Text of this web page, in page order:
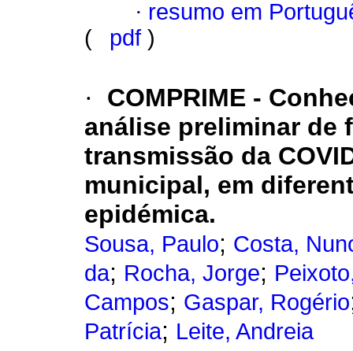
· resumo em
(
pdf )
·
COMPRIME -
análise preliminar de
transmissão da
municipal, em
epidémica.
Sousa, Paulo; Costa,
da; Rocha, Jorge;
Campos; Gaspar, Rogério
Patrícia; Leite, Andreia